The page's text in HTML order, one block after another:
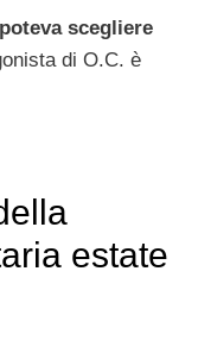
scegliere
di O.C. è
estate